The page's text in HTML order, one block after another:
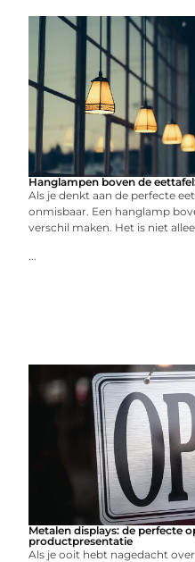
Hanglampen boven de
Als je denkt aan de perfecte
onmisbaar. Een hanglamp
verschil maken. Het is niet
...
Metalen displays: de perfecte
productpresentatie
Als je ooit hebt nagedacht